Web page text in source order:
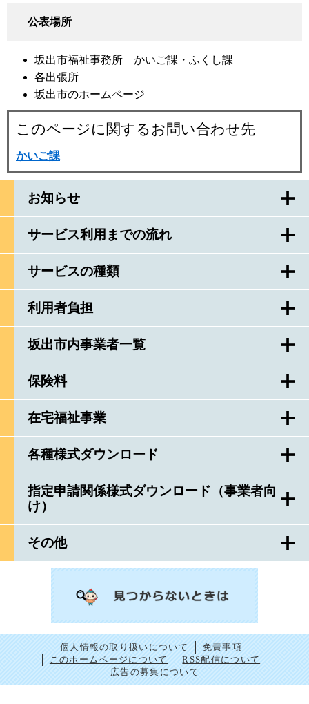
お知らせ
サービス利用までの流れ
サービスの種類
利用者負担
坂出市内事業者一覧
保険料
在宅福祉事業
各種様式ダウンロード
指定申請関係様式ダウンロード（事業者向
け）
その他
公表場所
坂出市福祉事務所 かいご課・ふくし課
各出張所
坂出市のホームページ
このページに関するお問い合わせ先
かいご課
個人情報の取り扱いについて
免責事項
このホームページについて
RSS配信について
広告の募集について